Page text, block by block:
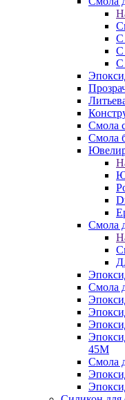
С
С
С
Смола
Смола
Смола
Смола
45М
Смола